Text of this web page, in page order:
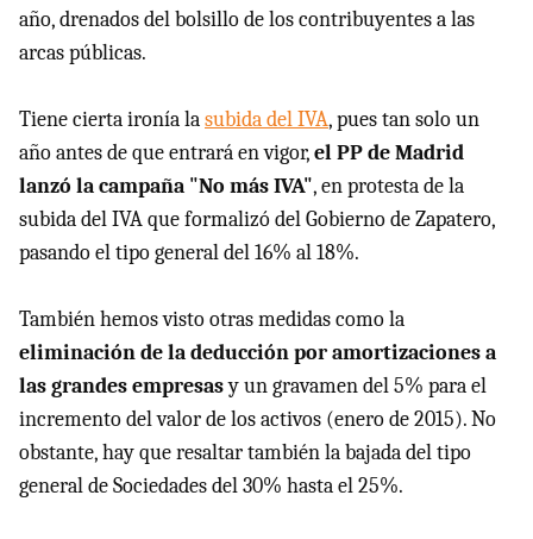
año, drenados del bolsillo de los contribuyentes a las
arcas públicas.
Tiene cierta ironía lasubida del IVA, pues tan solo un
año antes de que entrará en vigor,el PP de Madrid
lanzó la campaña "No más IVA", en protesta de la
subida del IVA que formalizó del Gobierno de Zapatero,
pasando el tipo general del 16% al 18%.
También hemos visto otras medidas como la
eliminación de la deducción por amortizaciones a
las grandes empresasy un gravamen del 5% para el
incremento del valor de los activos (enero de 2015). No
obstante, hay que resaltar también la bajada del tipo
general de Sociedades del 30% hasta el 25%.